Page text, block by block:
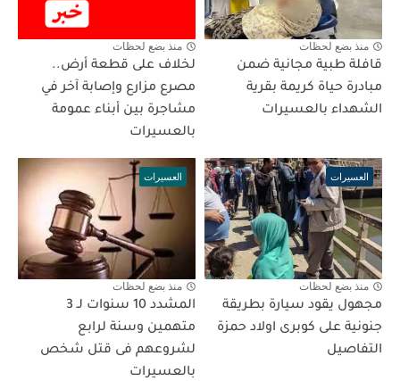
منذ بضع لحظات
قافلة طبية مجانية ضمن
مبادرة حياة كريمة بقرية
الشهداء بالعسيرات
منذ بضع لحظات
لخلاف على قطعة أرض..
مصرع مزارع وإصابة آخر في
مشاجرة بين أبناء عمومة
بالعسيرات
العسيرات
منذ بضع لحظات
مجهول يقود سيارة بطريقة
جنونية على كوبرى اولاد حمزة
التفاصيل
العسيرات
منذ بضع لحظات
المشدد 10 سنوات لـ 3
متهمين وسنة لرابع
لشروعهم فى قتل شخص
بالعسيرات